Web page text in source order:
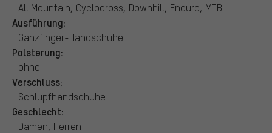
All Mountain, Cyclocross, Downhill, Enduro, MTB
Ausführung:
Ganzfinger-Handschuhe
Polsterung:
ohne
Verschluss:
Schlupfhandschuhe
Geschlecht:
Damen, Herren